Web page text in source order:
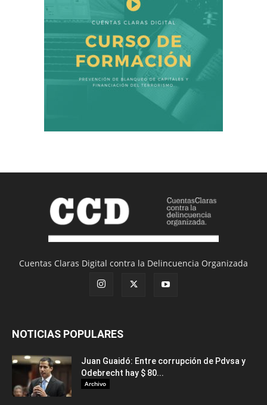
Cuentas Claras Digital contra la Delincuencia Organizada
NOTICIAS POPULARES
Juan Guaidó: Entre corrupción de Pdvsa y
Odebrecht hay $ 80...
Archivo